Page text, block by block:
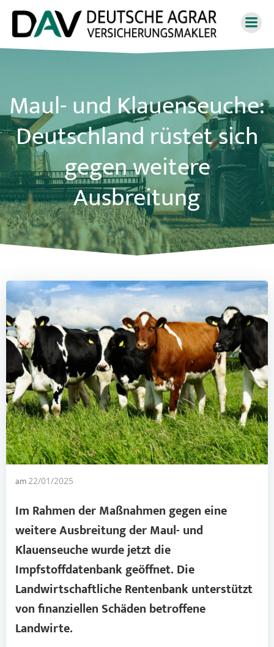
Zum
Inhalt
springen
Maul- und Klauenseuche:
Deutschland rüstet sich
gegen weitere
Ausbreitung
am22/01/2025
Im Rahmen der Maßnahmen gegen eine
weitere Ausbreitung derMaul- und
Klauenseuchewurde jetzt die
Impfstoffdatenbank geöffnet. Die
Landwirtschaftliche Rentenbank unterstützt
von finanziellen Schäden betroffene
Landwirte.